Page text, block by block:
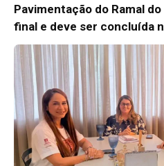
Pavimentação do Ramal
final e deve ser concluída